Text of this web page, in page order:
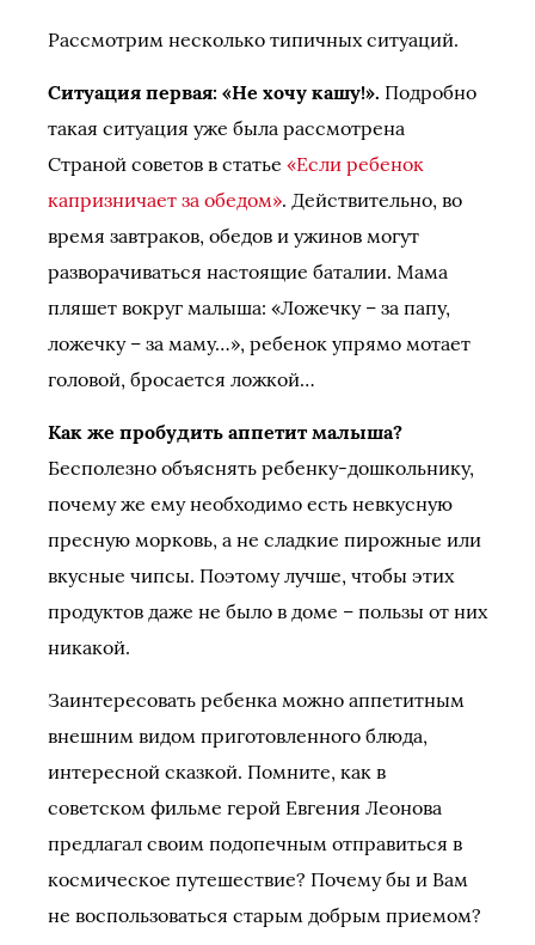
Рассмотрим несколько типичных ситуаций.
Ситуация первая: «Не хочу кашу!». Подробно
такая ситуация уже была рассмотрена
Страной советов в статье «Если ребенок
капризничает за обедом». Действительно, во
время завтраков, обедов и ужинов могут
разворачиваться настоящие баталии. Мама
пляшет вокруг малыша: «Ложечку – за папу,
ложечку – за маму…», ребенок упрямо мотает
головой, бросается ложкой…
Как же пробудить аппетит малыша?
Бесполезно объяснять ребенку-дошкольнику,
почему же ему необходимо есть невкусную
пресную морковь, а не сладкие пирожные или
вкусные чипсы. Поэтому лучше, чтобы этих
продуктов даже не было в доме – пользы от них
никакой.
Заинтересовать ребенка можно аппетитным
внешним видом приготовленного блюда,
интересной сказкой. Помните, как в
советском фильме герой Евгения Леонова
предлагал своим подопечным отправиться в
космическое путешествие? Почему бы и Вам
не воспользоваться старым добрым приемом?